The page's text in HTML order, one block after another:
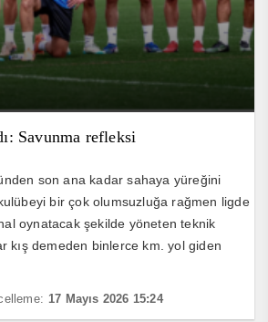
Savunma refleksi
son ana kadar sahaya yüreğini
bir çok olumsuzluğa rağmen ligde
oynatacak şekilde yöneten teknik
kış demeden binlerce km. yol giden
17 Mayıs 2026 15:24